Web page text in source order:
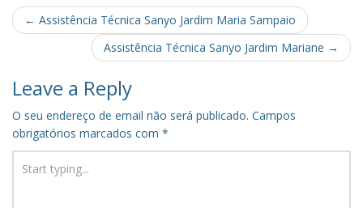
Post
navigation
← Assistência Técnica Sanyo Jardim Maria Sampaio
Assistência Técnica Sanyo Jardim Mariane →
Leave a Reply
O seu endereço de email não será publicado. Campos
obrigatórios marcados com *